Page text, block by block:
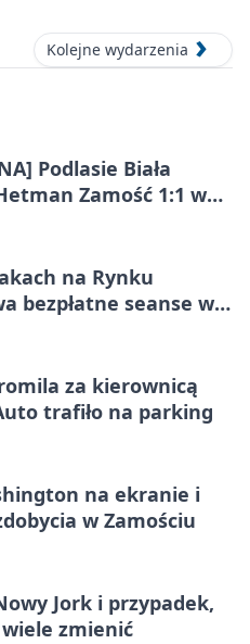
Kolejne wydarzenia
Podlasie Biała
Zamość 1:1 w
po bezbramkowej
na Rynku
bezpłatne seanse w
za kierownicą
trafiło na parking
na ekranie i
w Zamościu
Jork i przypadek,
zmienić